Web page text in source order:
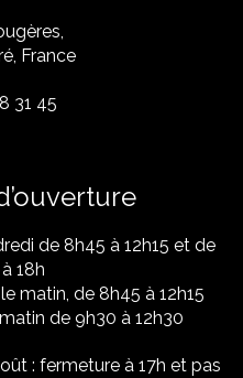
France
31 45
de 8h45 à 12h15 et de
18h
matin, de 8h45 à 12h15
de 9h30 à 12h30
: fermeture à 17h et pas